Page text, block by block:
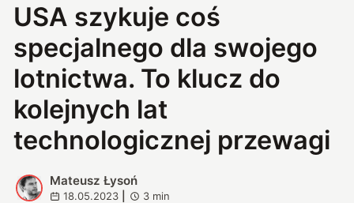
USA szykuje coś
specjalnego dla swojego
lotnictwa. To klucz do
kolejnych lat
technologicznej przewagi
M
Mateusz Łysoń
18.05.2023 3 min